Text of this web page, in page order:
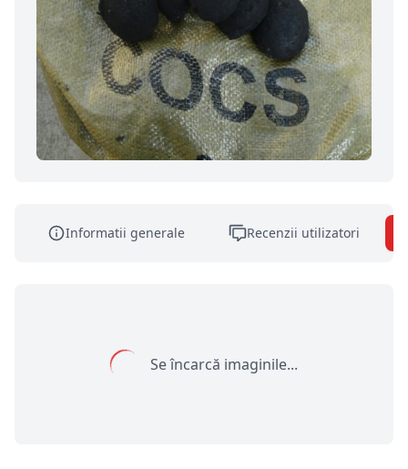
Informatii generale Recenzii utilizatori
Se încarcă imaginile...